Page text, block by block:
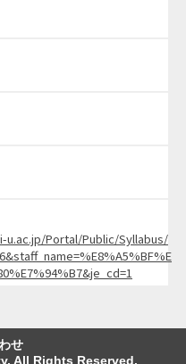
u.ac.jp/Portal/Public/Syllabus/
せ
All Rights Reserved.